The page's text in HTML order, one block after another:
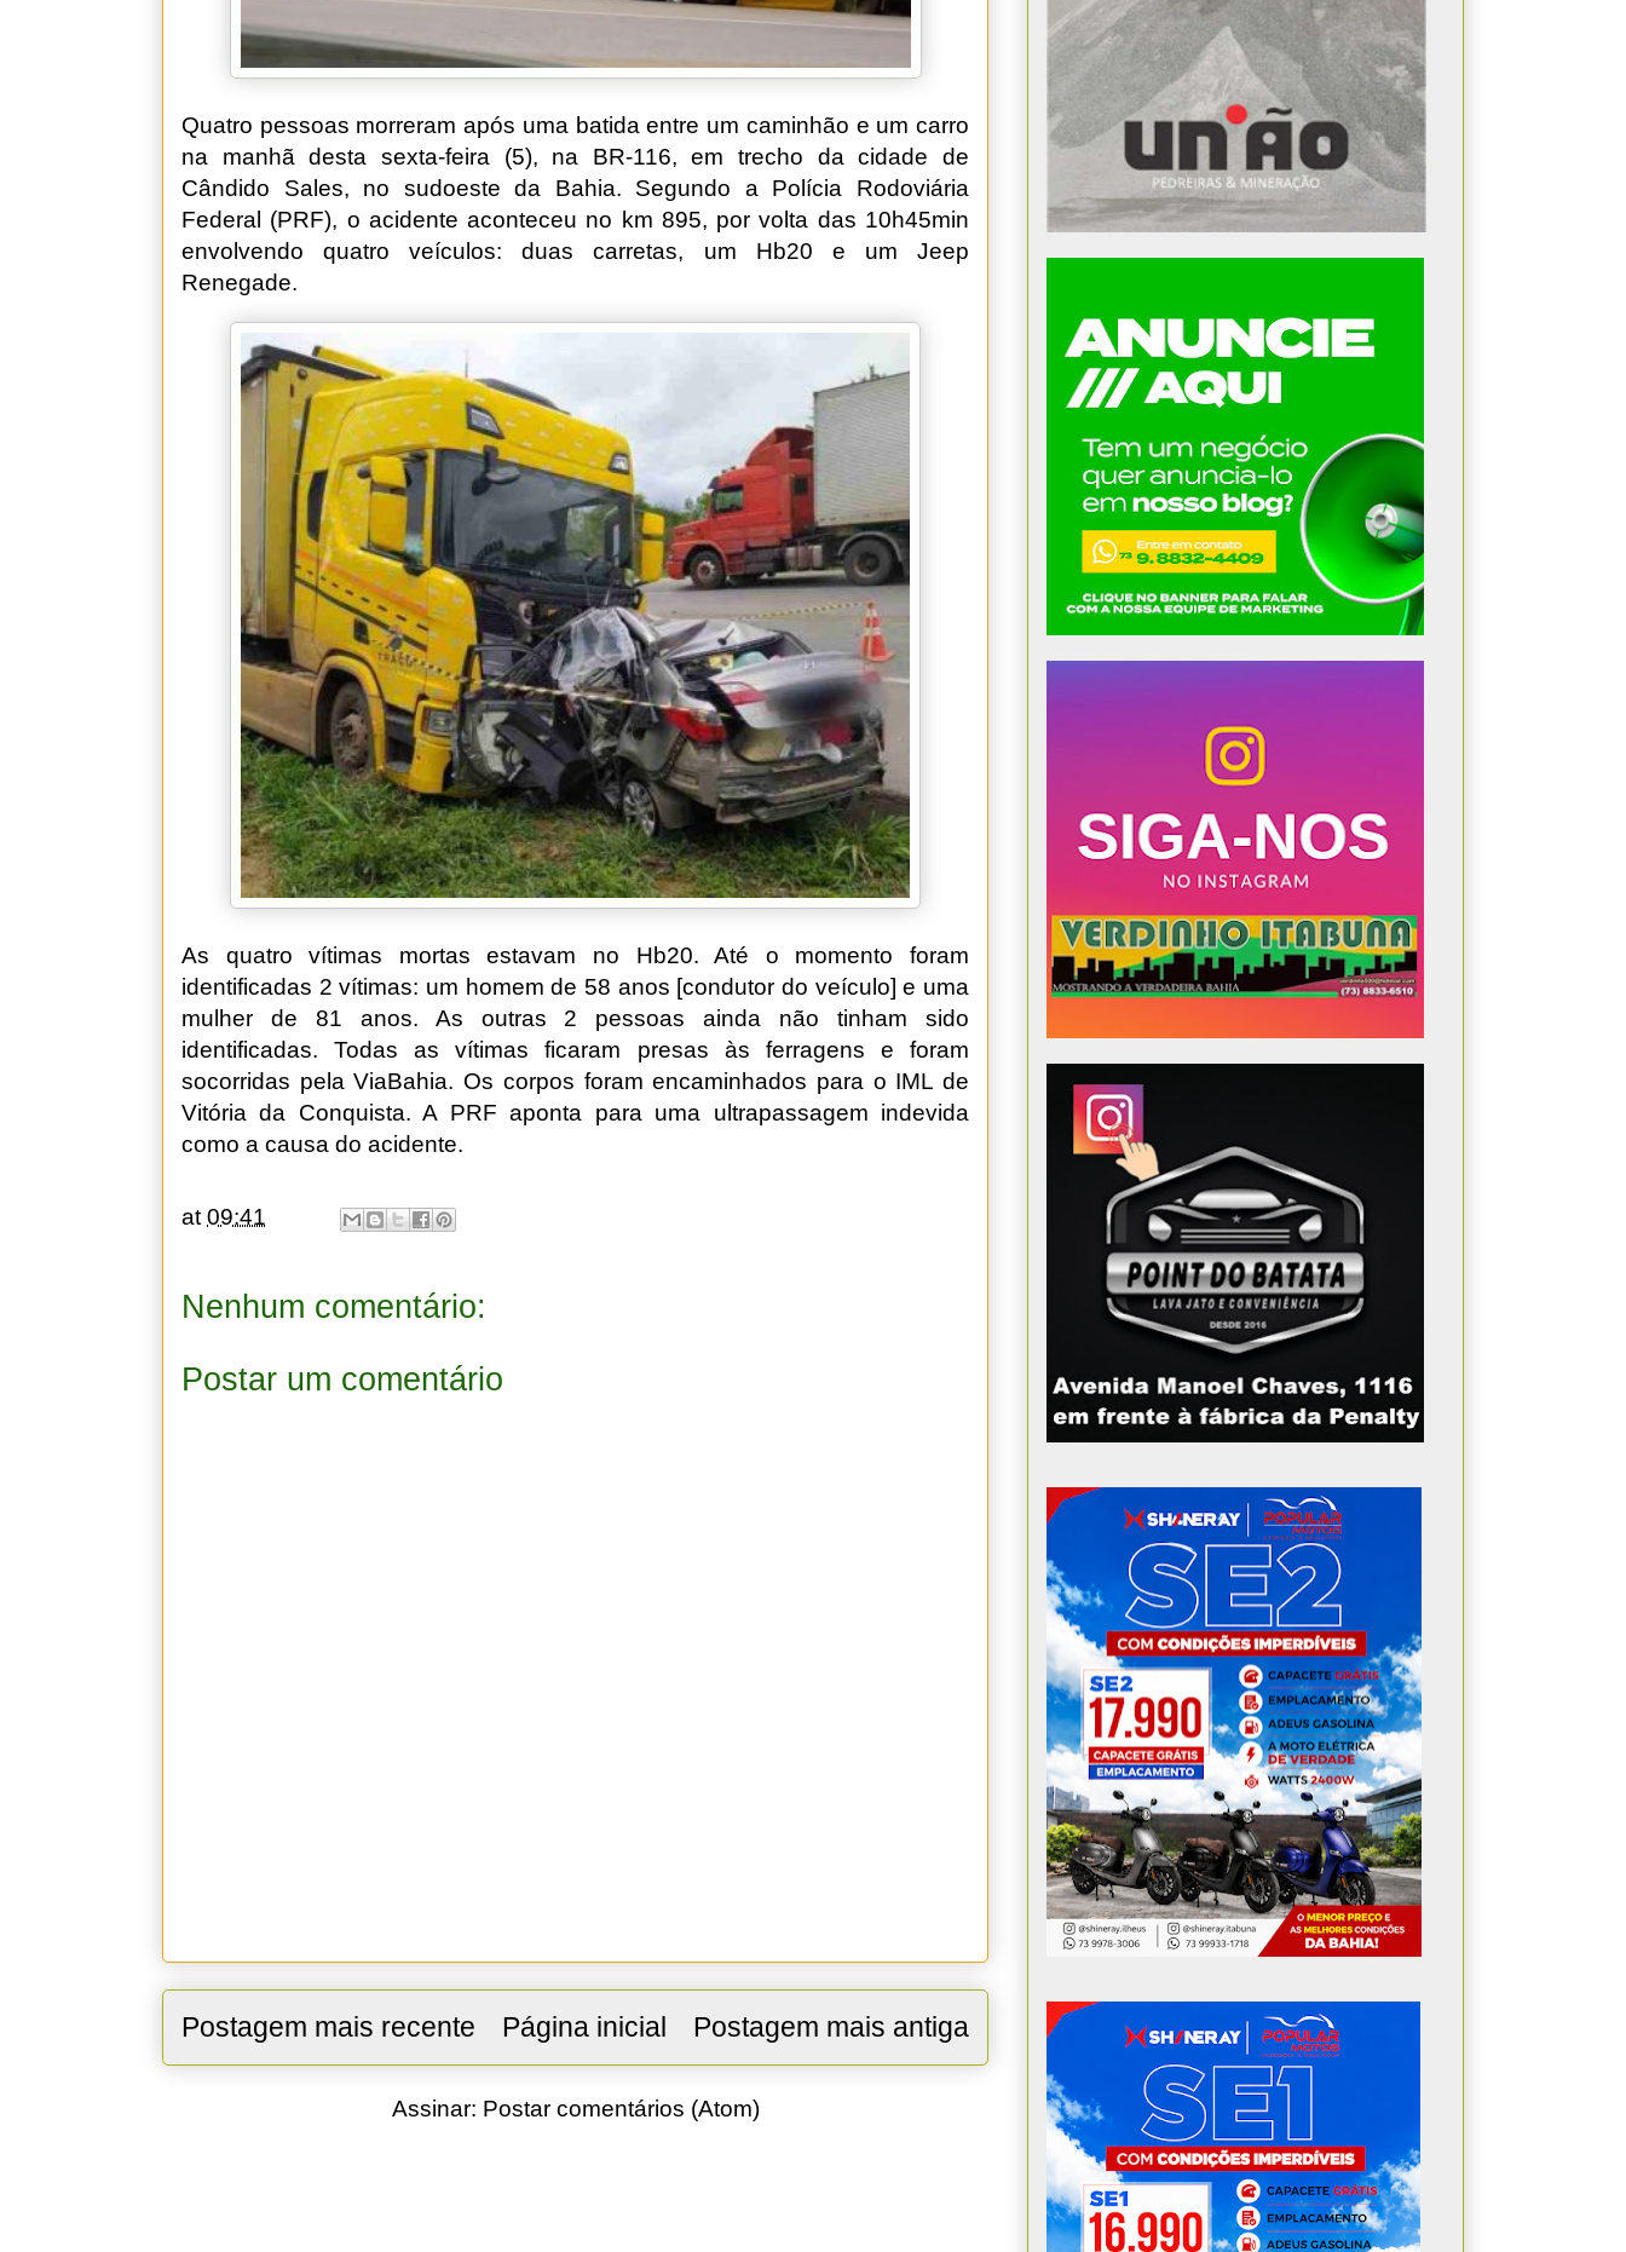
Quatro pessoas morreram após uma batida entre um caminhão e um carro
na manhã desta sexta-feira (5), na BR-116, em trecho da cidade de
Cândido Sales, no sudoeste da Bahia. Segundo a Polícia Rodoviária
Federal (PRF), o acidente aconteceu no km 895, por volta das 10h45min
envolvendo quatro veículos: duas carretas, um Hb20 e um Jeep
Renegade.
As quatro vítimas mortas estavam no Hb20. Até o momento foram
identificadas 2 vítimas: um homem de 58 anos [condutor do veículo] e uma
mulher de 81 anos. As outras 2 pessoas ainda não tinham sido
identificadas. Todas as vítimas ficaram presas às ferragens e foram
socorridas pela ViaBahia. Os corpos foram encaminhados para o IML de
Vitória da Conquista. A PRF aponta para uma ultrapassagem indevida
como a causa do acidente.
at09:41
Nenhum comentário:
Postar um comentário
Postagem mais recente Postagem mais antiga
Página inicial
Assinar: Postar comentários (Atom)